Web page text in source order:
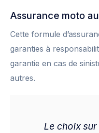
Assurance moto
Cette formule
garanties à
garantie en cas de
autres.
Le choix